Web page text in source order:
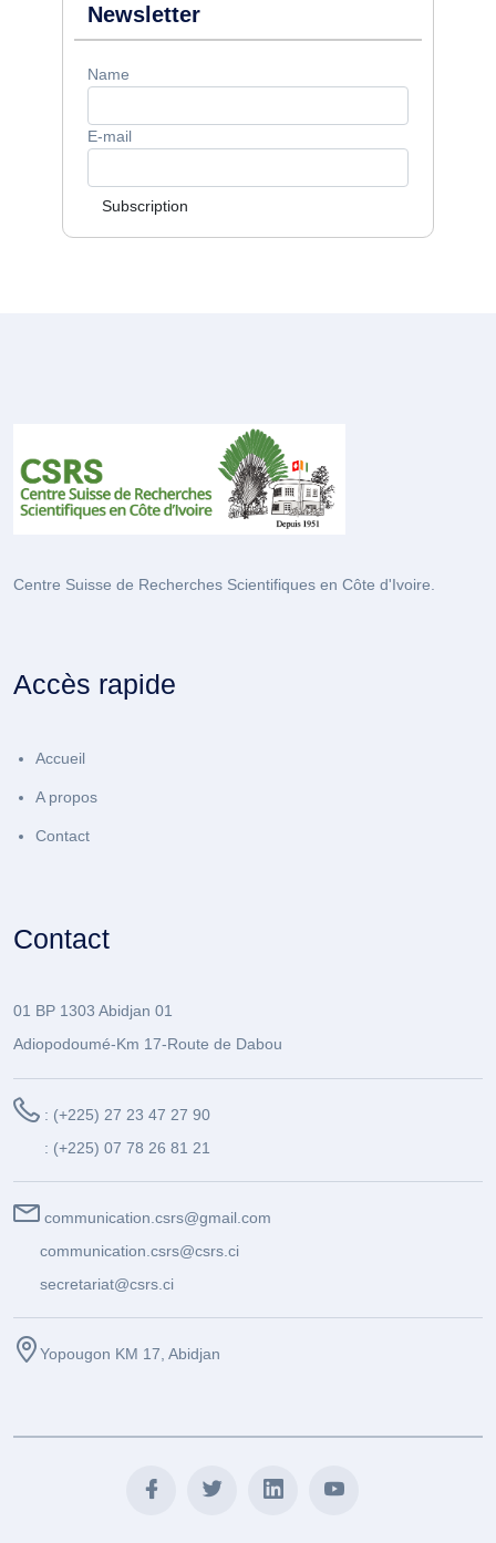
Newsletter
Name
E-mail
Subscription
Centre Suisse de Recherches Scientifiques en Côte d'Ivoire.
Accès rapide
Accueil
A propos
Contact
Contact
01 BP 1303 Abidjan 01
Adiopodoumé-Km 17-Route de Dabou
: (+225) 27 23 47 27 90
: (+225) 07 78 26 81 21
communication.csrs@gmail.com
communication.csrs@csrs.ci
secretariat@csrs.ci
Yopougon KM 17, Abidjan